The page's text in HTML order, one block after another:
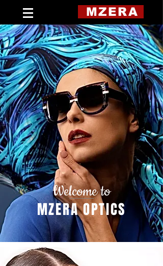
MZERA
MZERA OPTICS
Welcome to